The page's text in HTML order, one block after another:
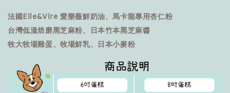
法國Elle&Vire 愛樂薇鮮奶油、馬卡龍專用杏仁粉
台灣低溫焙磨黑芝麻粉、日本竹本黑芝麻醬
牧大牧場雞蛋、牧場鮮乳、日本小麥粉